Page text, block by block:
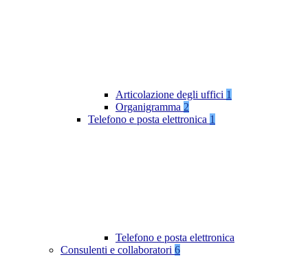
Articolazione degli uffici 1
Organigramma 2
Telefono e posta elettronica 1
Telefono e posta elettronica
Consulenti e collaboratori 6